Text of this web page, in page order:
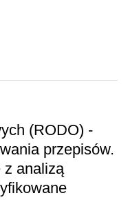
(RODO) -
przepisów.
z analizą